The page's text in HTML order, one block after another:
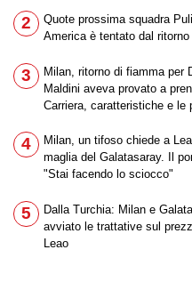
2
Quote prossima squadra
America è tentato dal
3
Milan, ritorno di fiamma per
Maldini aveva provato a
Carriera, caratteristiche e le
4
Milan, un tifoso chiede a
maglia del Galatasaray. Il
"Stai facendo lo sciocco"
5
Dalla Turchia: Milan e
avviato le trattative sul
Leao